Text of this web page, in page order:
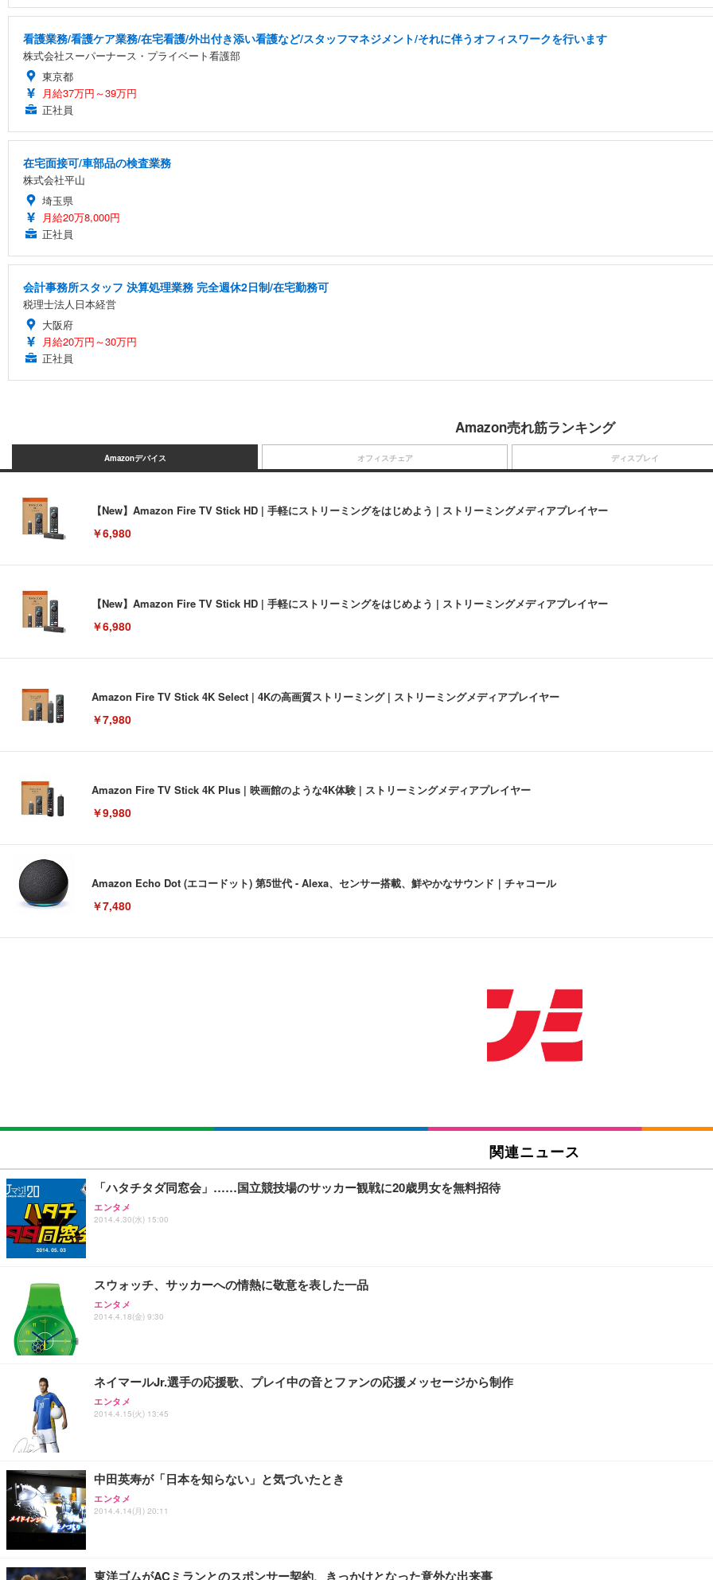
看護業務/看護ケア業務/在宅看護/外出付き添い看護など/スタッフマネジメント/それに伴うオフィスワークを行います
株式会社スーパーナース・プライベート看護部
東京都
月給37万円～39万円
正社員
在宅面接可/車部品の検査業務
株式会社平山
埼玉県
月給20万8,000円
正社員
会計事務所スタッフ 決算処理業務 完全週休2日制/在宅勤務可
税理士法人日本経営
大阪府
月給20万円～30万円
正社員
Amazon売れ筋ランキング
Amazonデバイス
【New】Amazon Fire TV Stick HD | 手軽にストリーミングをはじめよう | ストリーミングメディアプレイヤー
￥6,980
【New】Amazon Fire TV Stick HD | 手軽にストリーミングをはじめよう | ストリーミングメディアプレイヤー
￥6,980
Amazon Fire TV Stick 4K Select | 4Kの高画質ストリーミング | ストリーミングメディアプレイヤー
￥7,980
Amazon Fire TV Stick 4K Plus | 映画館のような4K体験 | ストリーミングメディアプレイヤー
￥9,980
Amazon Echo Dot (エコードット) 第5世代 - Alexa、センサー搭載、鮮やかなサウンド｜チャコール
￥7,480
オフィスチェア
[EdoErgo] オフィスチェア 椅子 テレワーク 疲れない 跳ね上げ式アームレスト コンパクト 約105度ロッキング pc 事務椅子 360度回
Sezlife オフィスチェア デスクチェア 疲れない テレワーク チェア 強化バックレスト 30度ロッキング機能 人間工学 椅子 腰サポー
ション PCチェア 通気性メッシュ ゲーミング/勉強/事務用 おしゃれ パソコンチェア (ブラック)
￥7,680
ション PCチェア 通気性メッシュ ゲーミング/勉強/事務用 おしゃれ パソコンチェア (ホワイト)
￥7,680
勤務 ブラック
￥4,139
ディスプレイ
EIZO ビジネス向けプレミアムモニター | FlexScan EV3240X-WT | 31.5型4K UHD・USB Type-C・ホワイト
【純正品】27"ゲーミングモニター DualSense 充電フック付き（CFI-ZDM1J）
￥49,979
￥15,800
￥34,980
ネオ・ルーライフ ネオ・オムツ L 中型犬用 26枚入り 単品
￥1,800
￥3,670
￥3,731
関連ニュース
「ハタチタダ同窓会」……国立競技場のサッカー観戦に20歳男女を無料招待
エンタメ
2014.4.30(水) 15:00
スウォッチ、サッカーへの情熱に敬意を表した一品
エンタメ
2014.4.18(金) 9:30
ネイマールJr.選手の応援歌、プレイ中の音とファンの応援メッセージから制作
エンタメ
2014.4.15(火) 13:45
中田英寿が「日本を知らない」と気づいたとき
エンタメ
2014.4.14(月) 20:11
東洋ゴムがACミランとのスポンサー契約、きっかけとなった意外な出来事